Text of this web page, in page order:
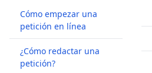
Cómo empezar una
petición en línea
¿Cómo redactar una
petición?